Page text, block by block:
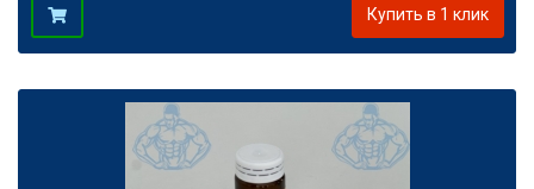
Купить в 1 клик